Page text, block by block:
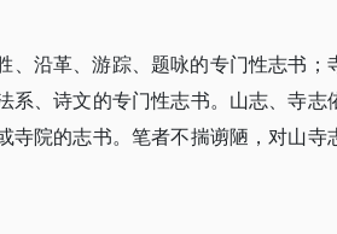
、沿革、游踪、题咏的专门性志书；
系、诗文的专门性志书。山志、寺志
寺院的志书。笔者不揣谫陋，对山寺